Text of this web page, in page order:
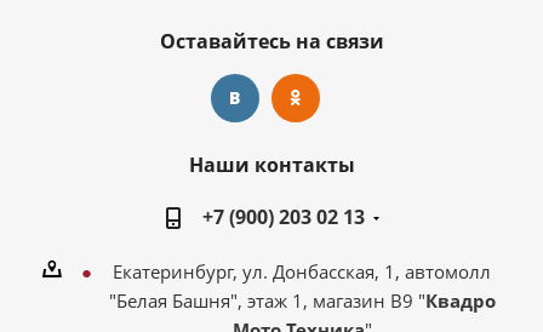
Оставайтесь на связи
Наши контакты
+7 (900) 203 02 13
Екатеринбург, ул. Донбасская, 1, автомолл
"Белая Башня", этаж 1, магазин В9 "Квадро